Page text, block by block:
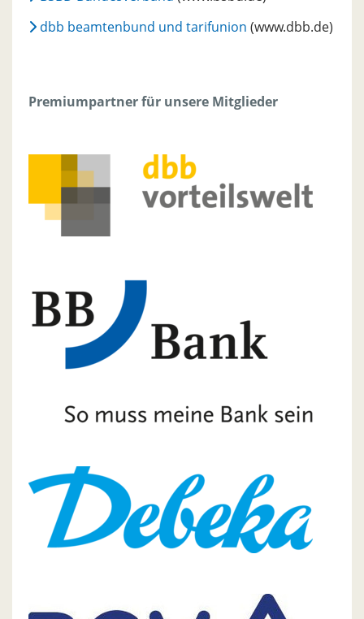
dbb beamtenbund und tarifunion (www.dbb.de)
Premiumpartner für unsere Mitglieder